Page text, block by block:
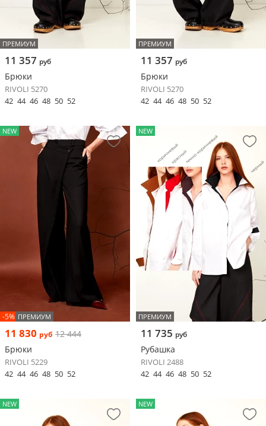
ПРЕМИУМ
11 357 руб
Брюки
RIVOLI 5270
42 44 46 48 50 52
ПРЕМИУМ
11 357 руб
Брюки
RIVOLI 5270
42 44 46 48 50 52
NEW
-5% ПРЕМИУМ
11 830 руб 12 444
Брюки
RIVOLI 5229
42 44 46 48 50 52
NEW
ПРЕМИУМ
11 735 руб
Рубашка
RIVOLI 2488
42 44 46 48 50 52
NEW NEW